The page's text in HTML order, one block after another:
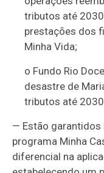
tributos até
prestações dos
Minha Vida;
o Fundo Rio
desastre de
tributos até
— Estão garantidos
programa Minha
diferencial na